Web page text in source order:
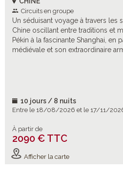
Circuits en groupe
Un séduisant voyage à travers les
Chine oscillant entre traditions et
Pékin à la fascinante Shanghai, en
médiévale et son extraordinaire
10 jours / 8 nuits
Entre le 18/08/2026 et le 17/11/
À partir de
2090 € TTC
Afficher la carte